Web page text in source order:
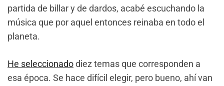
partida de billar y de dardos, acabé escuchando la
música que por aquel entonces reinaba en todo el
planeta.
He seleccionadodiez temas que corresponden a
esa época. Se hace difícil elegir, pero bueno, ahí van